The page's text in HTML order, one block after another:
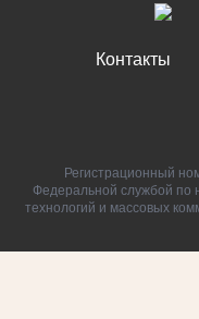
Контакты
Регистрационный
Федеральной службой по
технологий и массовых